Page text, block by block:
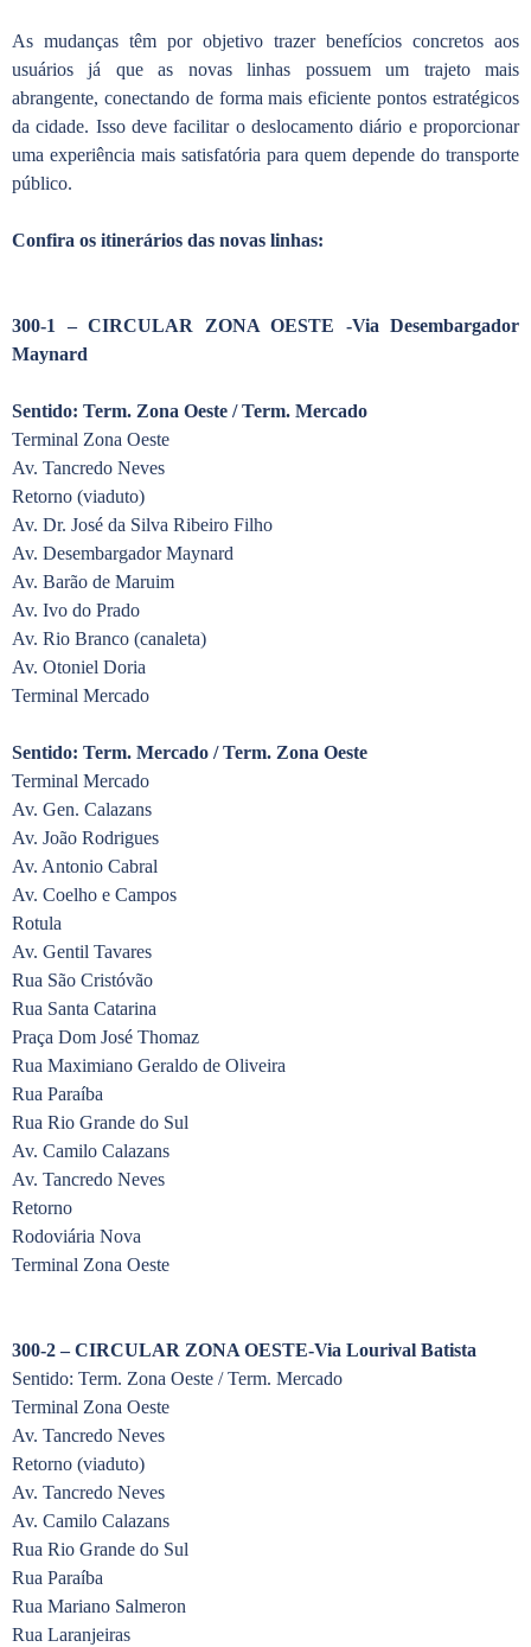
As mudanças têm por objetivo trazer benefícios concretos aos
usuários já que as novas linhas possuem um trajeto mais
abrangente, conectando de forma mais eficiente pontos estratégicos
da cidade. Isso deve facilitar o deslocamento diário e proporcionar
uma experiência mais satisfatória para quem depende do transporte
público.
Confira os itinerários das novas linhas:
300-1 – CIRCULAR ZONA OESTE -Via Desembargador
Maynard
Sentido: Term. Zona Oeste / Term. Mercado
Terminal Zona Oeste
Av. Tancredo Neves
Retorno (viaduto)
Av. Dr. José da Silva Ribeiro Filho
Av. Desembargador Maynard
Av. Barão de Maruim
Av. Ivo do Prado
Av. Rio Branco (canaleta)
Av. Otoniel Doria
Terminal Mercado
Sentido: Term. Mercado / Term. Zona Oeste
Terminal Mercado
Av. Gen. Calazans
Av. João Rodrigues
Av. Antonio Cabral
Av. Coelho e Campos
Rotula
Av. Gentil Tavares
Rua São Cristóvão
Rua Santa Catarina
Praça Dom José Thomaz
Rua Maximiano Geraldo de Oliveira
Rua Paraíba
Rua Rio Grande do Sul
Av. Camilo Calazans
Av. Tancredo Neves
Retorno
Rodoviária Nova
Terminal Zona Oeste
300-2 – CIRCULAR ZONA OESTE-Via Lourival Batista
Sentido: Term. Zona Oeste / Term. Mercado
Terminal Zona Oeste
Av. Tancredo Neves
Retorno (viaduto)
Av. Tancredo Neves
Av. Camilo Calazans
Rua Rio Grande do Sul
Rua Paraíba
Rua Mariano Salmeron
Rua Laranjeiras